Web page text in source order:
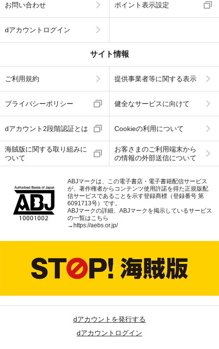
お問い合わせ ポイント表示設定
dアカウントログイン
サイト情報
ご利用規約 提供事業者等に関する表示
プライバシーポリシー 健全なサービスに向けて
dアカウント2段階認証とは Cookieの利用について
海賊版に関する取り組みに
ついて
お客さまのご利用端末から
の情報の外部送信について
ABJマークは、この電子書店・電子書籍配信サービス
が、著作権者からコンテンツ使用許諾を得た正規版配
信サービスであることを示す登録商標（登録番号 第
6091713号）です。
ABJマークの詳細、ABJマークを掲示しているサービス
の一覧はこちら
→https://aebs.or.jp/
dアカウントを発行する
dアカウントログイン